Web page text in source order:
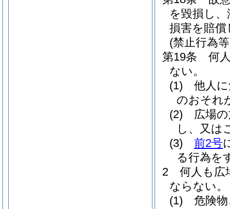
を毀損し
損害を賠
(禁止行為
第19条
何
ない。
(1)
他人
のおそれ
(2)
広場
し、又は
(3)
前2号
る行為を
2
何人も広
ならない。
(1)
危険